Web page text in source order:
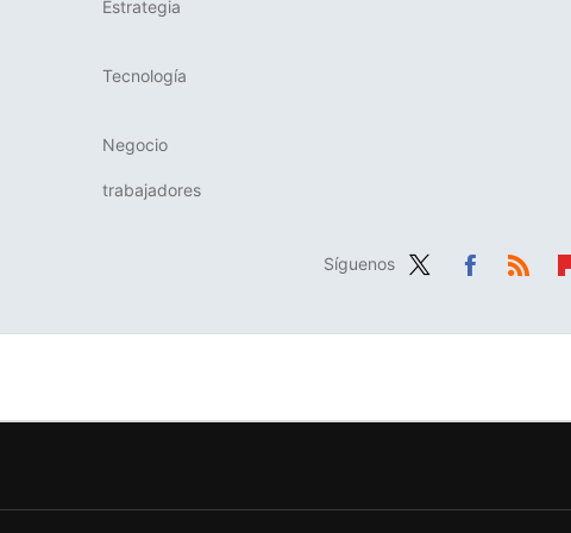
Síguenos
ter
ebo
Estrategia
Tecnología
Negocio
trabajadores